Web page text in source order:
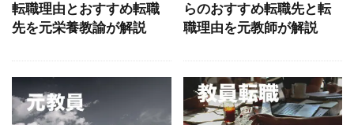
転職理由とおすすめ転職
先を元栄養教諭が解説
らのおすすめ転職先と転
職理由を元教師が解説